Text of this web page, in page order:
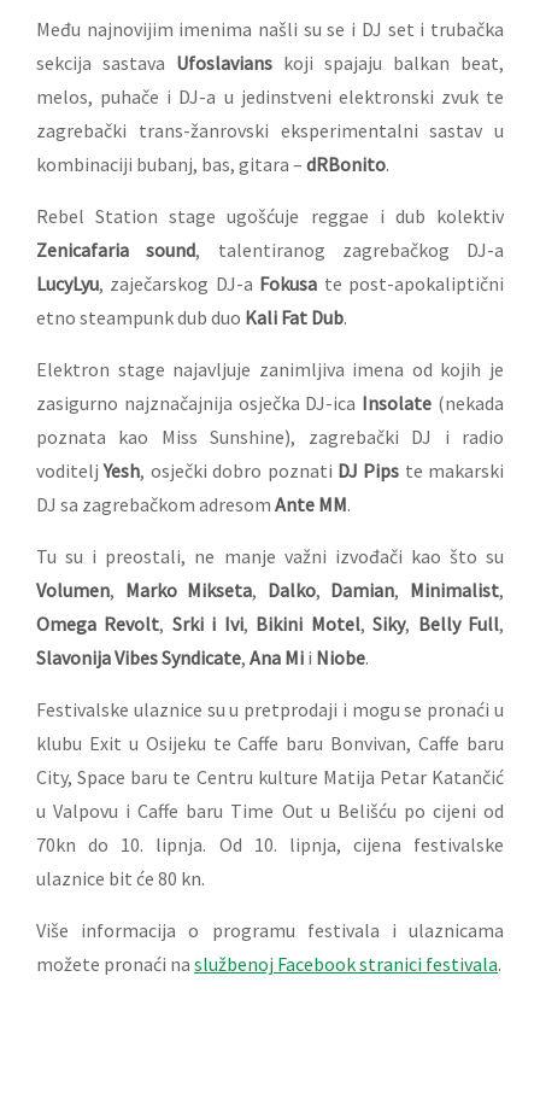
Među najnovijim imenima našli su se i DJ set i trubačka
sekcija sastava Ufoslavians koji spajaju balkan beat,
melos, puhače i DJ-a u jedinstveni elektronski zvuk te
zagrebački trans-žanrovski eksperimentalni sastav u
kombinaciji bubanj, bas, gitara – dRBonito.
Rebel Station stage ugošćuje reggae i dub kolektiv
Zenicafaria sound, talentiranog zagrebačkog DJ-a
LucyLyu, zaječarskog DJ-a Fokusa te post-apokaliptični
etno steampunk dub duo Kali Fat Dub.
Elektron stage najavljuje zanimljiva imena od kojih je
zasigurno najznačajnija osječka DJ-ica Insolate (nekada
poznata kao Miss Sunshine), zagrebački DJ i radio
voditeljYesh, osječki dobro poznati DJ Pips te makarski
DJ sa zagrebačkom adresom Ante MM.
Tu su i preostali, ne manje važni izvođači kao što su
Volumen, Marko Mikseta, Dalko, Damian, Minimalist,
Omega Revolt, Srki i Ivi, Bikini Motel,Siky, Belly Full,
Slavonija Vibes Syndicate, Ana Mi i Niobe.
Festivalske ulaznice su u pretprodaji i mogu se pronaći u
klubu Exit u Osijeku te Caffe baru Bonvivan, Caffe baru
City, Space baru te Centru kulture Matija Petar Katančić
u Valpovu i Caffe baru Time Out u Belišću po cijeni od
70kn do 10. lipnja. Od 10. lipnja, cijena festivalske
ulaznice bit će 80 kn.
Više informacija o programu festivala i ulaznicama
možete pronaći na službenoj Facebook stranici festivala.